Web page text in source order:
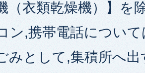
（衣類乾燥機）】を
ン,携帯電話につい
みとして,集積所へ